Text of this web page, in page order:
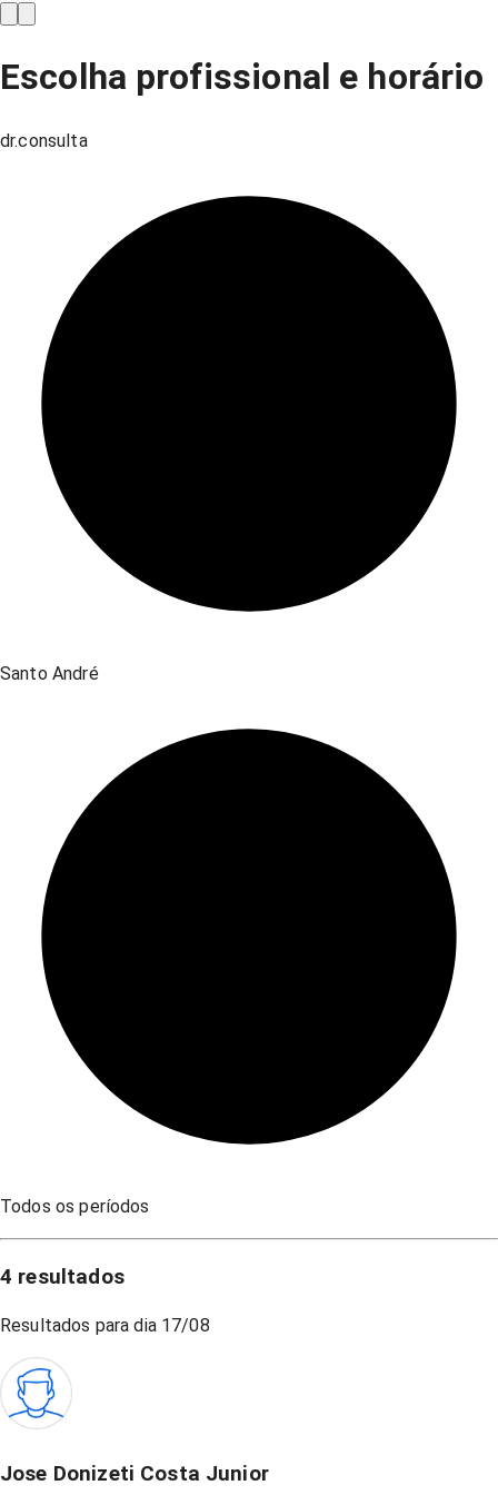
Escolha profissional e horário
dr.consulta
Santo André
Todos os períodos
4 resultados
Resultados para dia 17/08
Jose Donizeti Costa Junior